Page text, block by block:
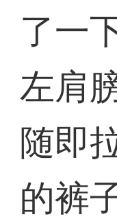
了一
左肩
随即
的裤